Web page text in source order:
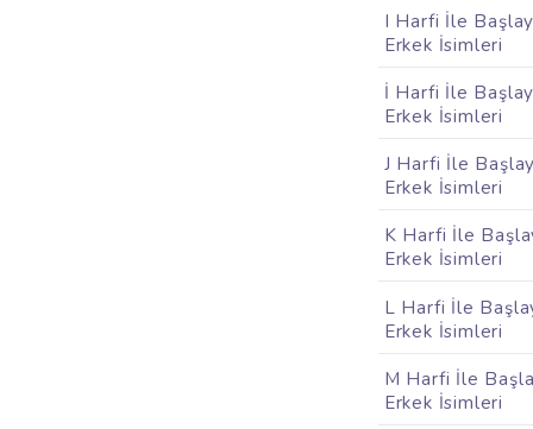
I Harfi İle
Erkek İsimleri
İ Harfi İle
Erkek İsimleri
J Harfi İle
Erkek İsimleri
K Harfi İle
Erkek İsimleri
L Harfi İle
Erkek İsimleri
M Harfi İle
Erkek İsimleri